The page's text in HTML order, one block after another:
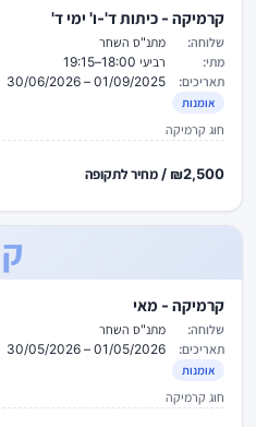
קרמיקה - כיתות ד'-ו' ימי ד'
שלוחה:
מתנ"ס השחר
מתי:
רביעי 18:00–19:15
תאריכים:
01/09/2025 – 30/06/2026
אומנות
חוג קרמיקה
₪2,500 / מחיר לתקופה
ק
קרמיקה - מאי
שלוחה:
מתנ"ס השחר
תאריכים:
01/05/2026 – 30/05/2026
אומנות
חוג קרמיקה